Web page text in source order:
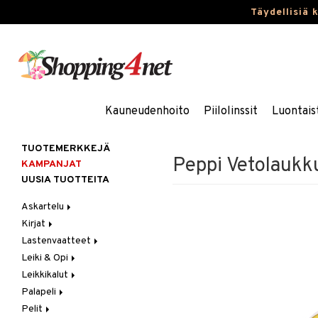
Täydellisiä
Kauneudenhoito Piilolinssit
Peppi
TUOTEMERKKEJÄ
KAMPANJAT
UUSIA TUOTTEITA
Askartelu
Askartelumateriaalit
Askartelusetti
Helmet
Koulutarvikkeet
Muovailuvaha
Piirrä ja maalaa
Kirjat
Askartelukirjat
Maalauskirjat
Päiväkirjat
Lastenvaatteet
Alaosat
Leggingsit
Alusvaatteet & Sukat
Kengät
Mekot
Leiki & Opi
Opetuslelut
Oppimispelit
Soittimet
Leikkikalut
Ajoneuvot
Autoradat
Eläimet
Palapeli
1000 palaa
Pelit